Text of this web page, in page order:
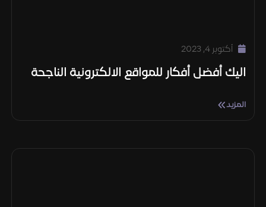
أكتوبر 4, 2023
اليك أفضل أفكار للمواقع الالكترونية الناجحة
المزيد